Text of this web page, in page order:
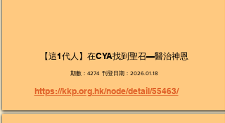
【這1代人】在CYA找到聖召—醫治神恩
期數：4274 刊登日期：2026.01.18
https://kkp.org.hk/node/detail/55463/